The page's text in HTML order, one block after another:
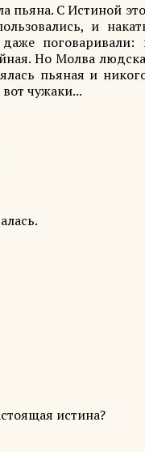
пьяна. С Истиной
и
даже
Но Молва
пьяная и
чужаки...
истина?